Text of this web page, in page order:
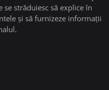
se străduiesc să explice în
și să furnizeze informații